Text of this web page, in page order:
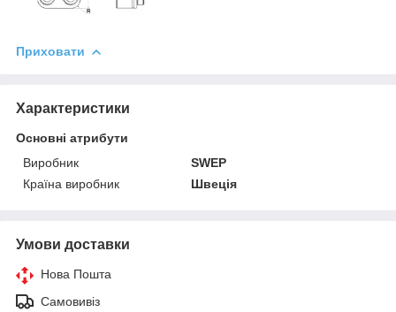
Приховати
Характеристики
Основні атрибути
Виробник
SWEP
Країна виробник
Швеція
Умови доставки
Нова Пошта
Самовивіз